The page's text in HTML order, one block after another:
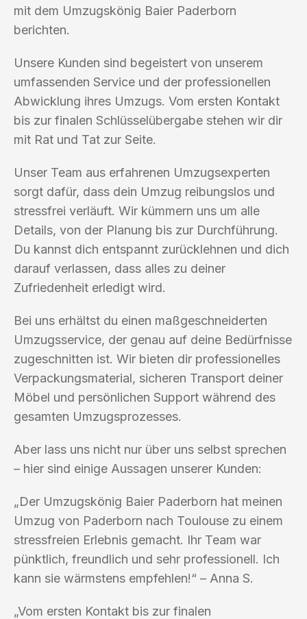
mit dem Umzugskönig Baier Paderborn
berichten.
Unsere Kunden sind begeistert von unserem
umfassenden Service und der professionellen
Abwicklung ihres Umzugs. Vom ersten Kontakt
bis zur finalen Schlüsselübergabe stehen wir dir
mit Rat und Tat zur Seite.
Unser Team aus erfahrenen Umzugsexperten
sorgt dafür, dass dein Umzug reibungslos und
stressfrei verläuft. Wir kümmern uns um alle
Details, von der Planung bis zur Durchführung.
Du kannst dich entspannt zurücklehnen und dich
darauf verlassen, dass alles zu deiner
Zufriedenheit erledigt wird.
Bei uns erhältst du einen maßgeschneiderten
Umzugsservice, der genau auf deine Bedürfnisse
zugeschnitten ist. Wir bieten dir professionelles
Verpackungsmaterial, sicheren Transport deiner
Möbel und persönlichen Support während des
gesamten Umzugsprozesses.
Aber lass uns nicht nur über uns selbst sprechen
– hier sind einige Aussagen unserer Kunden:
„Der Umzugskönig Baier Paderborn hat meinen
Umzug von Paderborn nach Toulouse zu einem
stressfreien Erlebnis gemacht. Ihr Team war
pünktlich, freundlich und sehr professionell. Ich
kann sie wärmstens empfehlen!“ – Anna S.
„Vom ersten Kontakt bis zur finalen